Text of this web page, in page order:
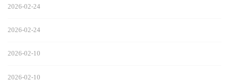
2026-02-24
2026-02-24
2026-02-10
2026-02-10